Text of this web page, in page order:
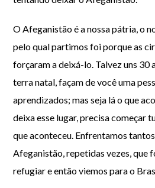
O Afeganistão é a nossa pátria, o
pelo qual partimos foi porque as
forçaram a deixá-lo. Talvez uns 30
terra natal, façam de você uma
aprendizados; mas seja lá o que
deixa esse lugar, precisa começar
que aconteceu. Enfrentamos
Afeganistão, repetidas vezes, que
refugiar e então viemos para o